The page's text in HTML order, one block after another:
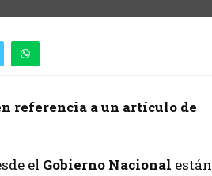
referencia a un artículo de
el Gobierno Nacional están